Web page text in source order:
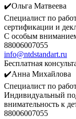
✔️Ольга Матвеева
Специалист по
сертификации и
С особым
88006007055
info@ntdstandart.ru
Бесплатная
✔️Анна Михайлова
Специалист по
Индивидуальный
внимательность к
88006007055